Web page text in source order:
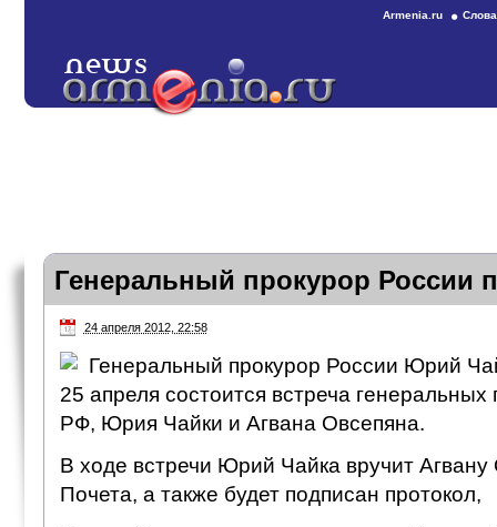
Armenia.ru
Генеральный прокурор России
24 апреля 2012, 22:58
Генеральный прокурор России Юрий
25 апреля состоится встреча
РФ, Юрия Чайки и Агвана Овсепяна.
В ходе встречи Юрий Чайка вручит
Почета, а также будет подписан протокол,